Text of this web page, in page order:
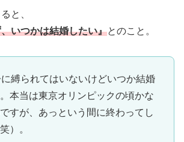
と、
いつかは結婚したい』とのこと。
縛られてはいないけどいつか結婚
本当は東京オリンピックの頃かな
すが、あっという間に終わってし
）。